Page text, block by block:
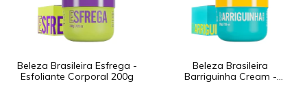
Beleza Brasileira Esfrega -
Esfoliante Corporal 200g
Beleza Brasileira
Barriguinha Cream -